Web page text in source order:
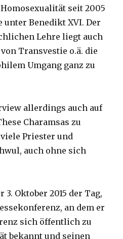
seit 2005
unter Benedikt XVI. Der
Lehre liegt auch
Transvestie o.ä. die
Umgang ganz zu
allerdings auch auf
Charamsas zu
Priester und
auch ohne sich
3. Oktober 2015 der Tag,
an dem er
sich öffentlich zu
bekannt und seinen